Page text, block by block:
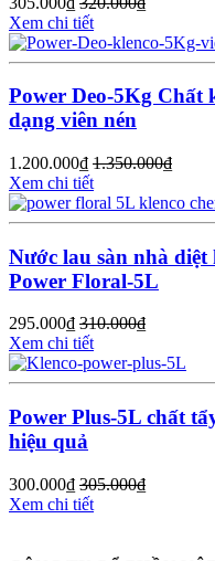
Xem chi tiết
Power Deo-5Kg
dạng viên nén
1.200.000₫ 1.350.000₫
Xem chi tiết
Nước lau sàn nhà
Power Floral-5L
295.000₫ 310.000₫
Xem chi tiết
Power Plus-5L chất
hiệu quả
300.000₫ 305.000₫
Xem chi tiết